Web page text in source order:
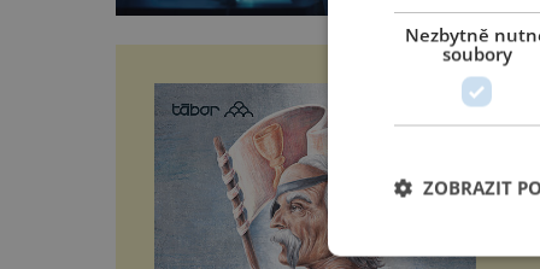
derivát,
Nezbytně
soubory
ZOBRAZIT